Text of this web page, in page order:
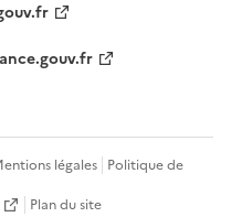
légales Politique de
Plan du site